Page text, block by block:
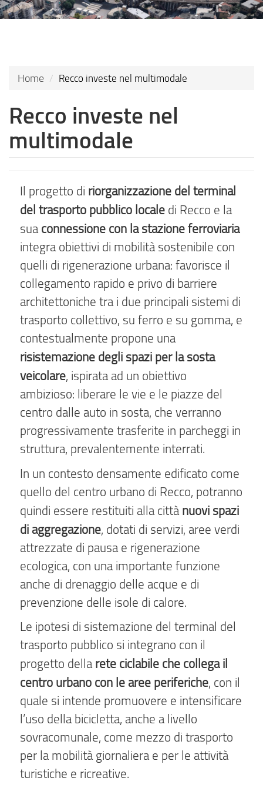
Home Recco investe nel multimodale
Recco investe nel
multimodale
Il progetto di riorganizzazione del terminal
del trasporto pubblico locale di Recco e la
suaconnessione con la stazione ferroviaria
integra obiettivi di mobilità sostenibile con
quelli di rigenerazione urbana: favorisce il
collegamento rapido e privo di barriere
architettoniche tra i due principali sistemi di
trasporto collettivo, su ferro e su gomma, e
contestualmente propone una
risistemazione degli spazi per la sosta
veicolare, ispirata ad un obiettivo
ambizioso: liberare le vie e le piazze del
centro dalle auto in sosta, che verranno
progressivamente trasferite in parcheggi in
struttura, prevalentemente interrati.
In un contesto densamente edificato come
quello del centro urbano di Recco, potranno
quindi essere restituiti alla cittànuovi spazi
di aggregazione, dotati di servizi, aree verdi
attrezzate di pausa e rigenerazione
ecologica, con una importante funzione
anche di drenaggio delle acque e di
prevenzione delle isole di calore.
Le ipotesi di sistemazione del terminal del
trasporto pubblico si integrano con il
progetto dellarete ciclabile che collega il
centro urbano con le aree periferiche, con il
quale si intende promuovere e intensificare
l’uso della bicicletta, anche a livello
sovracomunale, come mezzo di trasporto
per la mobilità giornaliera e per le attività
turistiche e ricreative.